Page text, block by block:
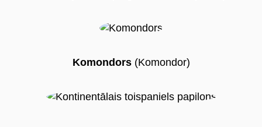
Komondors(Komondor)